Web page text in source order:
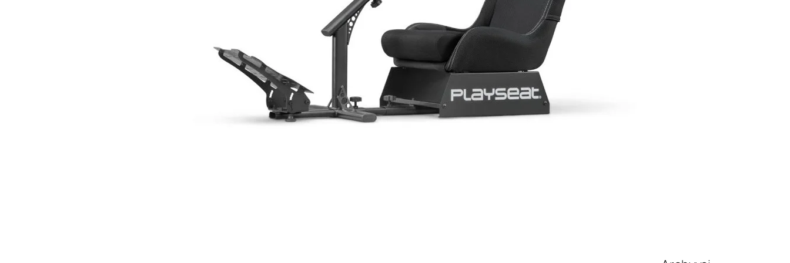
galiausiai pradeda siųsti signalus.
Sprando tempimas, apatinės nugaros
dalies maudimas ir tas keistas
stingulys kojose – tai ne senatvės…